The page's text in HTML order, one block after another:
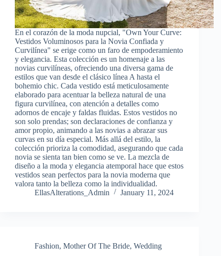
En el corazón de la moda nupcial, "Own Your Curve:
Vestidos Voluminosos para la Novia Confiada y
Curvilínea" se erige como un faro de empoderamiento
y elegancia. Esta colección es un homenaje a las
novias curvilíneas, ofreciendo una diversa gama de
estilos que van desde el clásico línea A hasta el
bohemio chic. Cada vestido está meticulosamente
elaborado para acentuar la belleza natural de una
figura curvilínea, con atención a detalles como
adornos de encaje y faldas fluidas. Estos vestidos no
son solo prendas; son declaraciones de confianza y
amor propio, animando a las novias a abrazar sus
curvas en su día especial. Más allá del estilo, la
colección prioriza la comodidad, asegurando que cada
novia se sienta tan bien como se ve. La mezcla de
diseño a la moda y elegancia atemporal hace que estos
vestidos sean perfectos para la novia moderna que
valora tanto la belleza como la individualidad.
EllasAlterations_Admin
January 11, 2024
Fashion, Mother Of The Bride, Wedding